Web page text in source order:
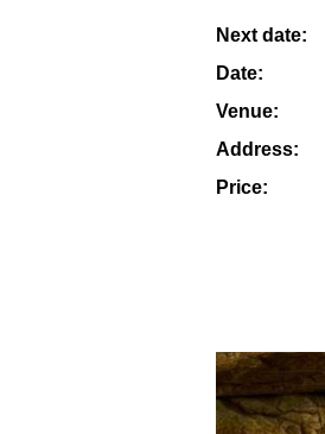
Next date:
Date:
Venue:
Address:
Price: